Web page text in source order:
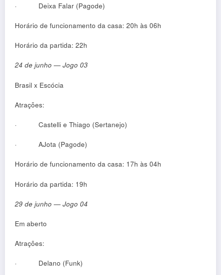
· Deixa Falar (Pagode)
Horário de funcionamento da casa: 20h às 06h
Horário da partida: 22h
24 de junho — Jogo 03
Brasil x Escócia
Atrações:
· Castelli e Thiago (Sertanejo)
· AJota (Pagode)
Horário de funcionamento da casa: 17h às 04h
Horário da partida: 19h
29 de junho — Jogo 04
Em aberto
Atrações:
· Delano (Funk)